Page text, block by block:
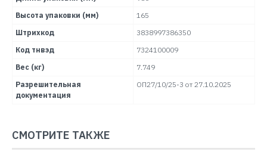
Высота упаковки (мм)
165
Штрихкод
3838997386350
Код тнвэд
7324100009
Вес (кг)
7.749
Разрешительная
документация
ОП27/10/25-3 от 27.10.2025
СМОТРИТЕ ТАКЖЕ